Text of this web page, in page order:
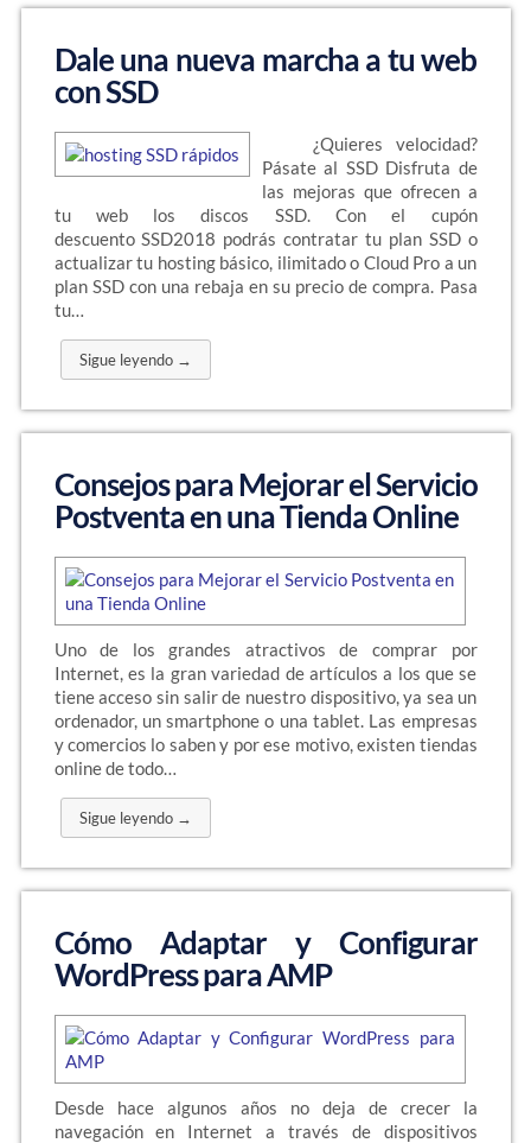
Dale una nueva marcha a tu web
con SSD
¿Quieres velocidad?
Pásate al SSD Disfruta de
las mejoras que ofrecen a
tu web los discos SSD. Con el cupón
descuento SSD2018 podrás contratar tu plan SSD o
actualizar tu hosting básico, ilimitado o Cloud Pro a un
plan SSD con una rebaja en su precio de compra. Pasa
tu…
Sigue leyendo →
Consejos para Mejorar el Servicio
Postventa en una Tienda Online
Uno de los grandes atractivos de comprar por
Internet, es la gran variedad de artículos a los que se
tiene acceso sin salir de nuestro dispositivo, ya sea un
ordenador, un smartphone o una tablet. Las empresas
y comercios lo saben y por ese motivo, existen tiendas
online de todo…
Sigue leyendo →
Cómo Adaptar y Configurar
WordPress para AMP
Desde hace algunos años no deja de crecer la
navegación en Internet a través de dispositivos